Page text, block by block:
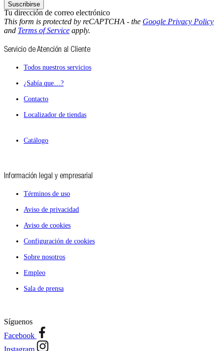
Tu dirección de correo electrónico
Suscribirse
This form is protected by reCAPTCHA - the Google Privacy Policy
and Terms of Service apply.
Servicio de Atención al Cliente
Todos nuestros servicios
¿Sabía que…?
Contacto
Localizador de tiendas
Catálogo
Información legal y empresarial
Términos de uso
Aviso de privacidad
Aviso de cookies
Configuración de cookies
Sobre nosotros
Empleo
Sala de prensa
Síguenos
Facebook
Instagram